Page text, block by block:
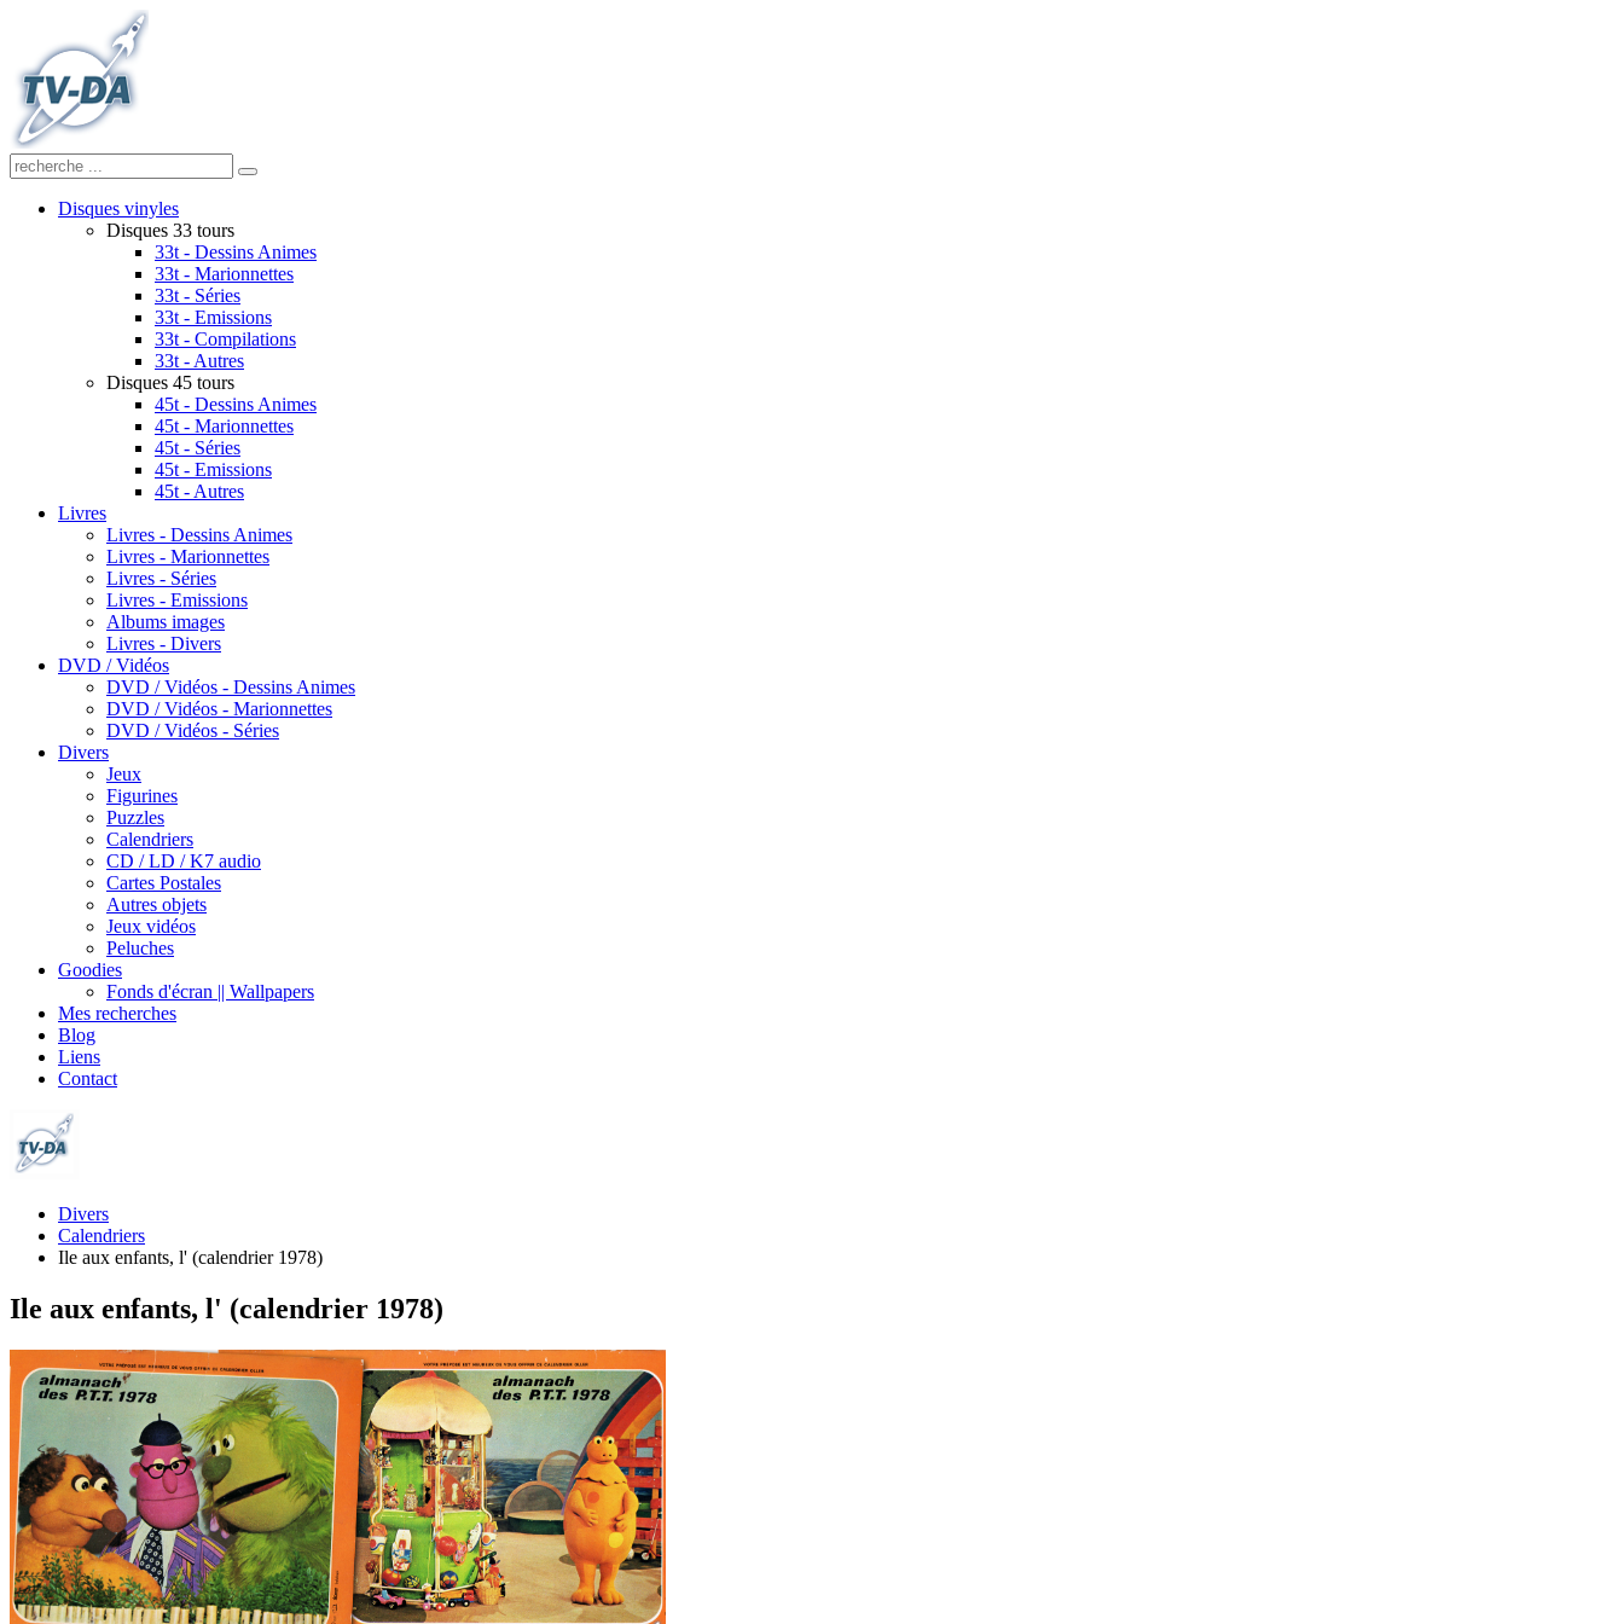
Disques vinyles
Disques 33 tours
33t - Dessins Animes
33t - Marionnettes
33t - Séries
33t - Emissions
33t - Compilations
33t - Autres
Disques 45 tours
45t - Dessins Animes
45t - Marionnettes
45t - Séries
45t - Emissions
45t - Autres
Livres
Livres - Dessins Animes
Livres - Marionnettes
Livres - Séries
Livres - Emissions
Albums images
Livres - Divers
DVD / Vidéos
DVD / Vidéos - Dessins Animes
DVD / Vidéos - Marionnettes
DVD / Vidéos - Séries
Divers
Jeux
Figurines
Puzzles
Calendriers
CD / LD / K7 audio
Cartes Postales
Autres objets
Jeux vidéos
Peluches
Goodies
Fonds d'écran || Wallpapers
Mes recherches
Blog
Liens
Contact
Divers
Calendriers
Ile aux enfants, l' (calendrier 1978)
Ile aux enfants, l' (calendrier 1978)